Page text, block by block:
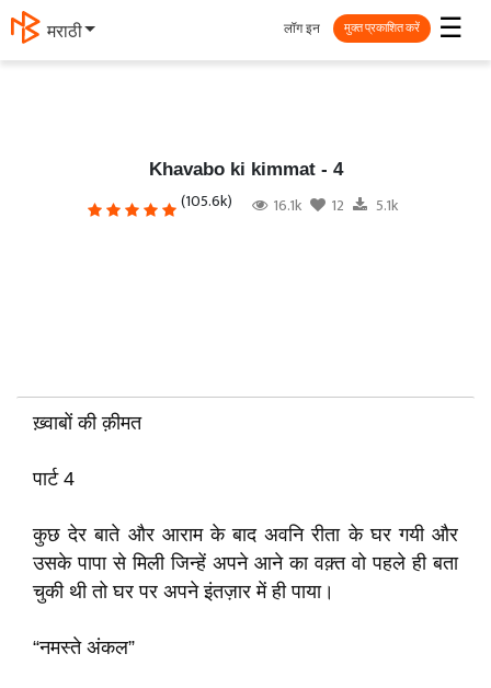
தமிழ் ☰
लॉग इन मुक्त प्रकाशित करें
Khavabo ki kimmat - 4
(105.6k) 16.1k 12 5.1k
ख़्वाबों की क़ीमत
पार्ट 4
कुछ देर बाते और आराम के बाद अवनि रीता के घर गयी और
उसके पापा से मिली जिन्हें अपने आने का वक़्त वो पहले ही बता
चुकी थी तो घर पर अपने इंतज़ार में ही पाया।
“नमस्ते अंकल”